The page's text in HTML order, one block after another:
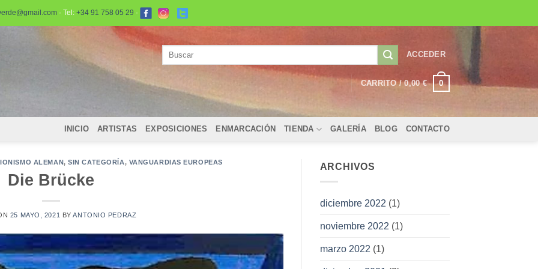
· Tel: +34 91 758 05 29 ·
ACCEDER
CARRITO /0,00€ 0
INICIO ARTISTAS EXPOSICIONES ENMARCACIÓN TIENDA GALERÍA BLOG CONTACTO
ALEMAN,SIN CATEGORÍA, VANGUARDIAS EUROPEAS
Die Brücke
25 MAYO, 2021 BYANTONIO PEDRAZ
ARCHIVOS
diciembre 2022 (1)
noviembre 2022 (1)
marzo 2022 (1)